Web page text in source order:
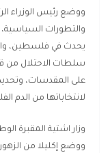
ووضع رئيس الوزراء
والتطورات
يحدث في فلسطين،
سلطات الاحتلال من
على المقدسات،
لانتخاباتها من الدم
وزار اشتية المقبرة
ووضع إكليلا من